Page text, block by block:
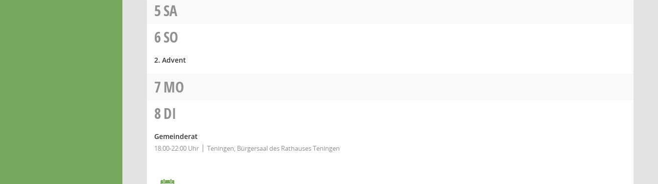
5SA
6SO
2. Advent
7MO
8DI
Gemeinderat
18:00-22:00 Uhr Teningen, Bürgersaal des Rathauses Teningen